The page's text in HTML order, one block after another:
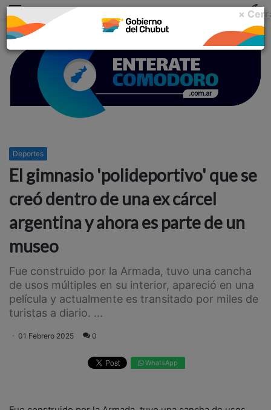
Menu
Deportes
El gimnasio 'polideportivo' que se
creó dentro de una ex cárcel
argentina y ahora es parte de un
museo
Fue construido por la Armada, tuvo una cancha
de usos múltiples en su interior, apareció en una
película y actualmente es transitado por miles de
turistas a diario. ...
01 Febrero 2025 0
WhatsApp
×